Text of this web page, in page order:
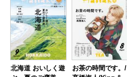
北海道 おいしく遊
お茶の時間です。/